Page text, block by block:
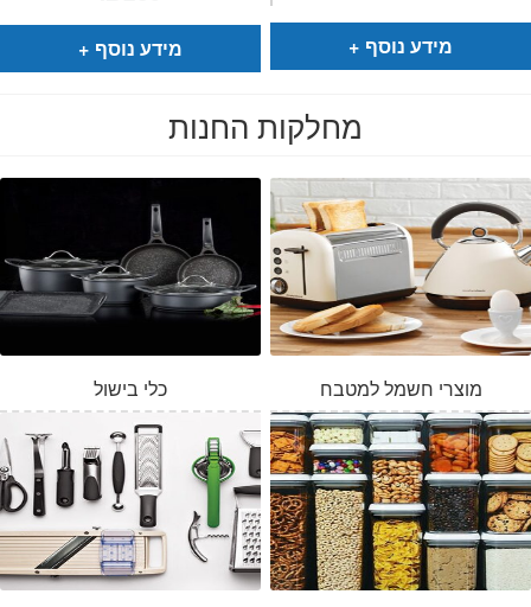
מידע נוסף מידע נוסף
מחלקות החנות
כלי בישול מוצרי חשמל למטבח